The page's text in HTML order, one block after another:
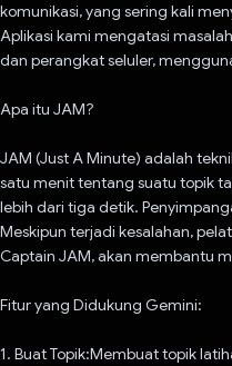
komunikasi, yang sering kali
Aplikasi kami mengatasi
dan perangkat seluler,
Apa itu JAM?
JAM (Just A Minute) adalah
satu menit tentang suatu topik
lebih dari tiga detik.
Meskipun terjadi kesalahan,
Captain JAM, akan membantu
Fitur yang Didukung Gemini:
1. Buat Topik:Membuat topik